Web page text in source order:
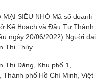
SIÊU NHỎ Mã số doanh
Kế Hoạch và Đầu Tư Thành
ngày 20/06/2022) Người đại
Thị Thúy
Thị Đặng, Khu phố 1,
phố Hồ Chí Minh, Việt